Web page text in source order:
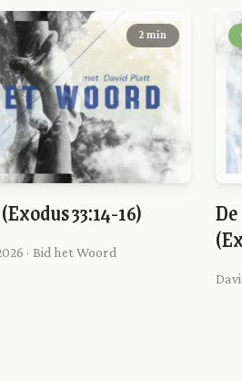
2 min
33:14-16)
· Bid het Woord